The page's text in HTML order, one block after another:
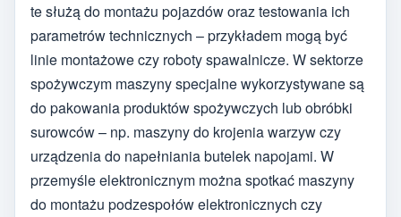
te służą do montażu pojazdów oraz testowania ich
parametrów technicznych – przykładem mogą być
linie montażowe czy roboty spawalnicze. W sektorze
spożywczym maszyny specjalne wykorzystywane są
do pakowania produktów spożywczych lub obróbki
surowców – np. maszyny do krojenia warzyw czy
urządzenia do napełniania butelek napojami. W
przemyśle elektronicznym można spotkać maszyny
do montażu podzespołów elektronicznych czy